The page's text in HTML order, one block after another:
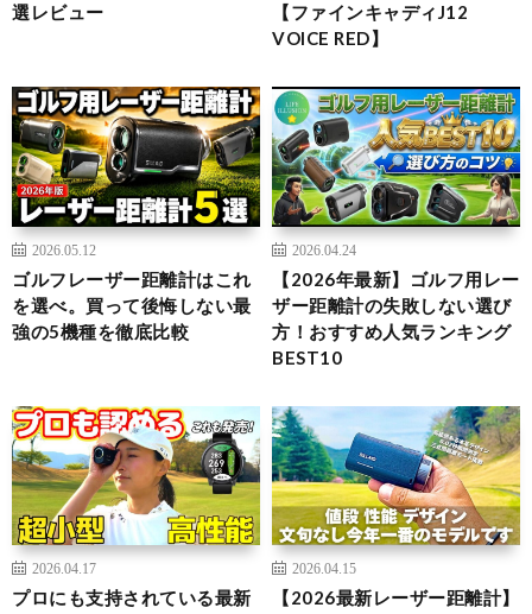
選レビュー
【ファインキャディJ12
VOICE RED】
2026.05.12
ゴルフレーザー距離計はこれ
を選べ。買って後悔しない最
強の5機種を徹底比較
2026.04.24
【2026年最新】ゴルフ用レー
ザー距離計の失敗しない選び
方！おすすめ人気ランキング
BEST10
2026.04.17
プロにも支持されている最新
2026.04.15
【2026最新レーザー距離計】